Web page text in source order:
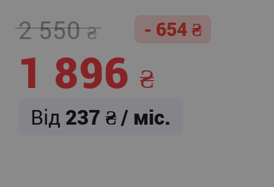
2 550 - 654
1 896
Від 237 / міс.